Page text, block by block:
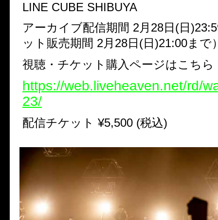
LINE CUBE SHIBUYA
アーカイブ配信期間 2月 28日 (日
ット販売期間 2月 28日 (日 )21:00まで
視聴・チケット購入ページはこちら
https://web.liveheaven.net/rd/
23/
配信チケット ¥5,500 (税込)